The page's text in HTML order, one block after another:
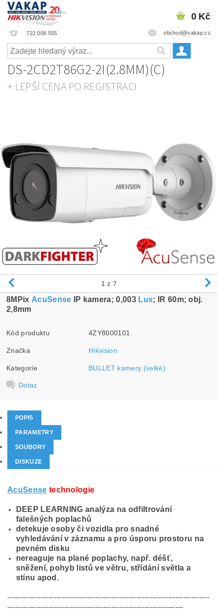
722 008 555 obchod@vakap.cz
0 Kč
DS-2CD2T86G2-2I(2.8MM)(C)
+ LEPŠÍ CENA PO REGISTRACI
1 z 7
8MPix AcuSense IP kamera; 0,003 Lux; IR 60m; obj.
2,8mm
Kód produktu 4ZY8000101
Značka Hikvision
Kategorie BULLET kamery (velké)
Dotaz
POPIS
PARAMETRY
SOUBORY
DISKUZE
AcuSense technologie
DEEP LEARNING analýza na odfiltrování
falešných poplachů
detekuje osoby či vozidla pro snadné
vyhledávání v záznamu a pro úsporu prostoru na
pevném disku
nereaguje na plané poplachy, např. déšť,
sněžení, pohyb listů ve větru, střídání světla a
stínu apod.
------------------------------------------------------------------------------
--------------------------------------------------------------------